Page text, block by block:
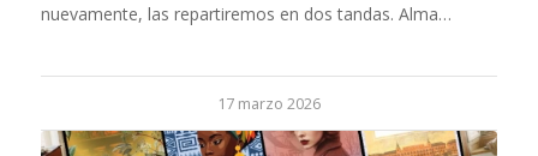
nuevamente, las repartiremos en dos tandas. Alma…
17 marzo 2026